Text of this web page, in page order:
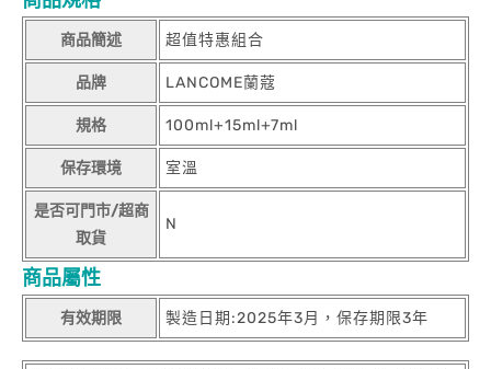
商品簡述 超值特惠組合
品牌 LANCOME蘭蔻
規格 100ml+15ml+7ml
保存環境 室溫
是否可門市/超商
取貨
N
商品屬性
有效期限 製造日期:2025年3月，保存期限3年